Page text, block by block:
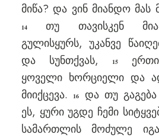
მიწა? და ვინ მიანდო
14თუ თავისკენ
გულისყურს, უკანვე
და სუნთქვას,
15
ყოველი ხორციელი და
მიიქცევა.
16
და თუ გაგება
ეს, ყური უგდე ჩემი
სამართლის მოძულე